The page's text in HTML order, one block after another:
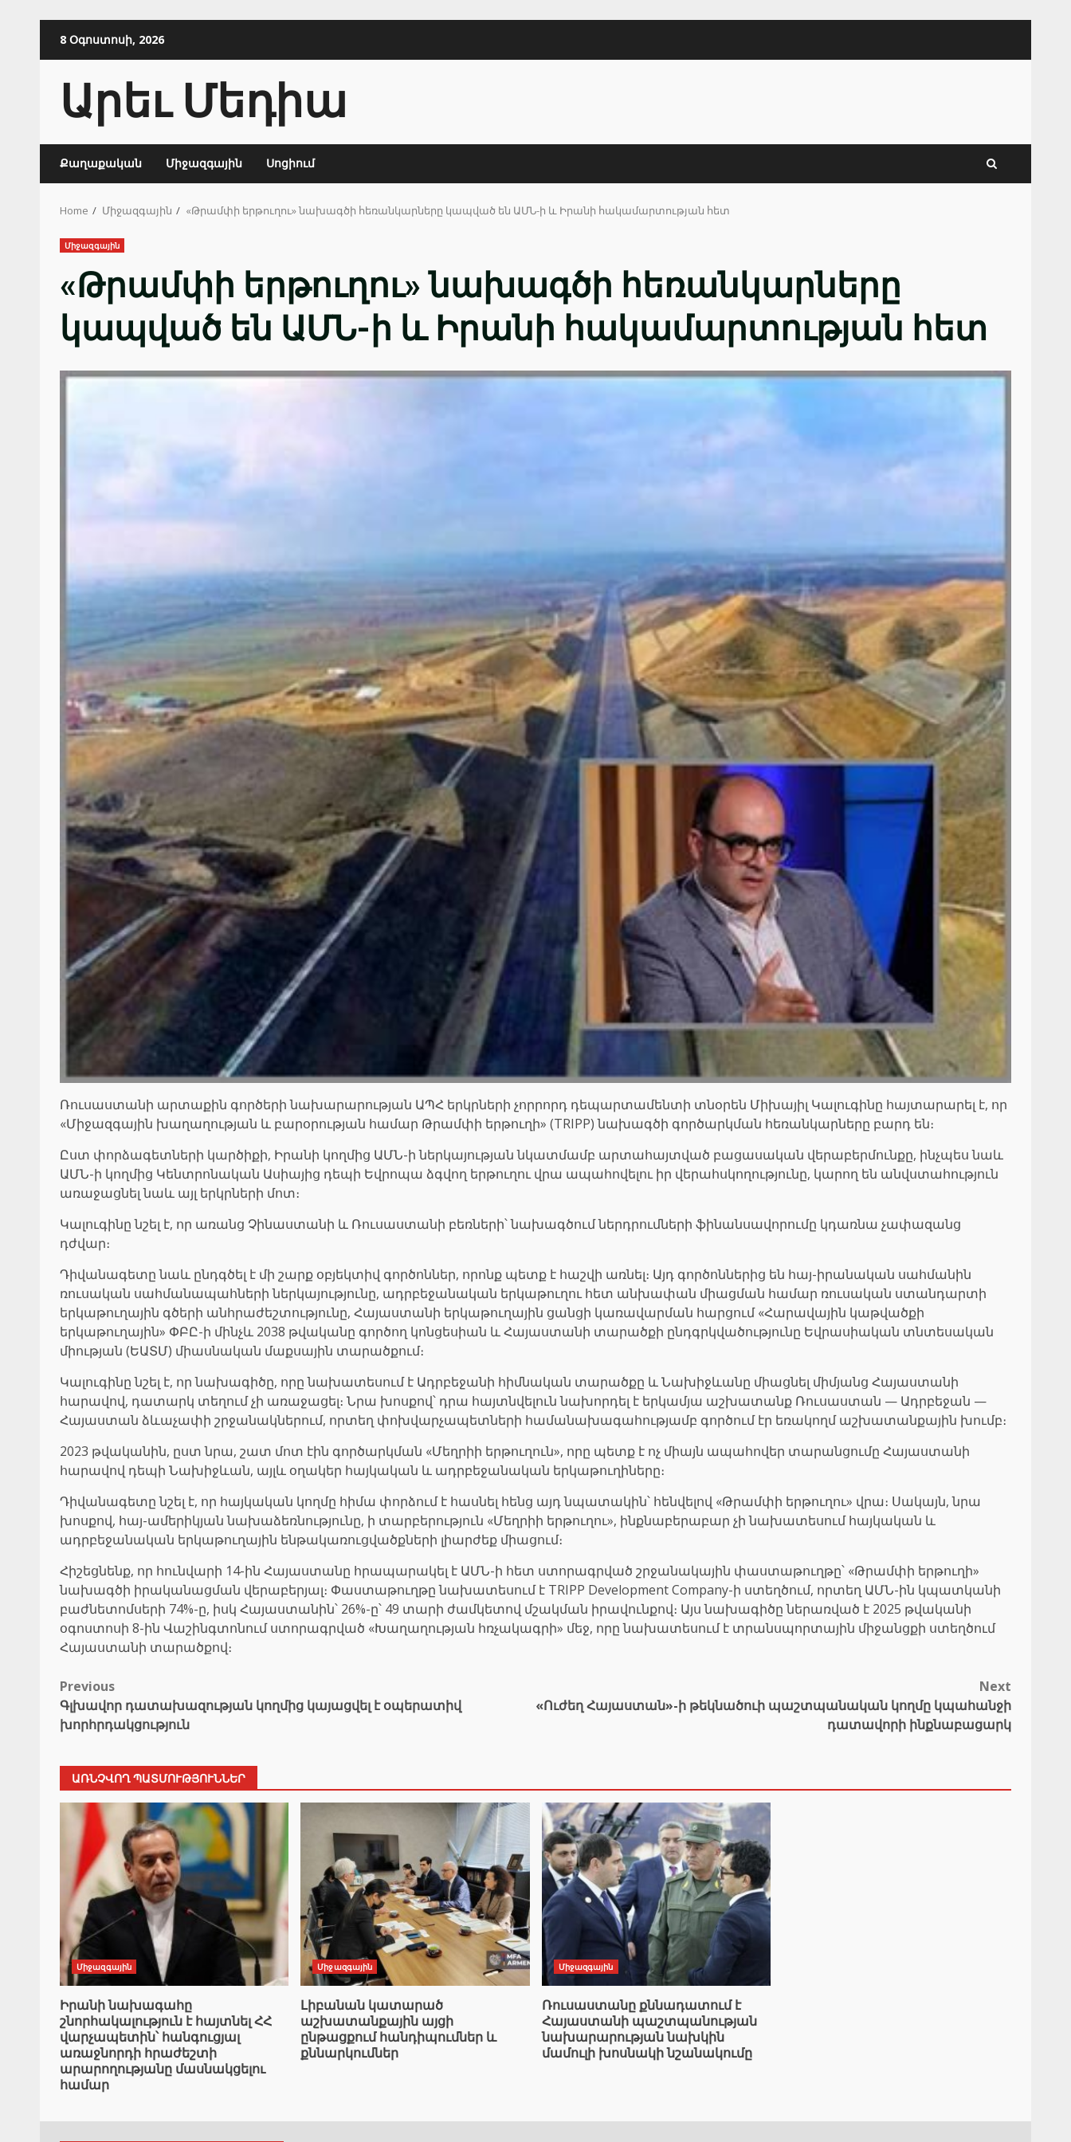
8 Օգոստոսի, 2026
Արեւ Մեդիա
Քաղաքական Միջազգային Սոցիում
Home Միջազգային «Թրամփի երթուղու» նախագծի հեռանկարները կապված են ԱՄՆ-ի և Իրանի հակամարտության հետ
Միջազգային
«Թրամփի երթուղու» նախագծի հեռանկարները
կապված են ԱՄՆ-ի և Իրանի հակամարտության հետ
Ռուսաստանի արտաքին գործերի նախարարության ԱՊՀ երկրների չորրորդ դեպարտամենտի տնօրեն Միխայիլ Կալուգինը հայտարարել է, որ
«Միջազգային խաղաղության և բարօրության համար Թրամփի երթուղի» (TRIPP) նախագծի գործարկման հեռանկարները բարդ են։
Ըստ փորձագետների կարծիքի, Իրանի կողմից ԱՄՆ-ի ներկայության նկատմամբ արտահայտված բացասական վերաբերմունքը, ինչպես նաև
ԱՄՆ-ի կողմից Կենտրոնական Ասիայից դեպի Եվրոպա ձգվող երթուղու վրա ապահովելու իր վերահսկողությունը, կարող են անվստահություն
առաջացնել նաև այլ երկրների մոտ։
Կալուգինը նշել է, որ առանց Չինաստանի և Ռուսաստանի բեռների՝ նախագծում ներդրումների ֆինանսավորումը կդառնա չափազանց
դժվար։
Դիվանագետը նաև ընդգծել է մի շարք օբյեկտիվ գործոններ, որոնք պետք է հաշվի առնել։ Այդ գործոններից են հայ-իրանական սահմանին
ռուսական սահմանապահների ներկայությունը, ադրբեջանական երկաթուղու հետ անխափան միացման համար ռուսական ստանդարտի
երկաթուղային գծերի անհրաժեշտությունը, Հայաստանի երկաթուղային ցանցի կառավարման հարցում «Հարավային կաթվածքի
երկաթուղային» ՓԲԸ-ի մինչև 2038 թվականը գործող կոնցեսիան և Հայաստանի տարածքի ընդգրկվածությունը Եվրասիական տնտեսական
միության (ԵԱՏՄ) միասնական մաքսային տարածքում։
Կալուգինը նշել է, որ նախագիծը, որը նախատեսում է Ադրբեջանի հիմնական տարածքը և Նախիջևանը միացնել միմյանց Հայաստանի
հարավով, դատարկ տեղում չի առաջացել։ Նրա խոսքով՝ դրա հայտնվելուն նախորդել է երկամյա աշխատանք Ռուսաստան — Ադրբեջան —
Հայաստան ձևաչափի շրջանակներում, որտեղ փոխվարչապետների համանախագահությամբ գործում էր եռակողմ աշխատանքային խումբ։
2023 թվականին, ըստ նրա, շատ մոտ էին գործարկման «Մեղրիի երթուղուն», որը պետք է ոչ միայն ապահովեր տարանցումը Հայաստանի
հարավով դեպի Նախիջևան, այլև օղակեր հայկական և ադրբեջանական երկաթուղիները։
Դիվանագետը նշել է, որ հայկական կողմը հիմա փորձում է հասնել հենց այդ նպատակին՝ հենվելով «Թրամփի երթուղու» վրա։ Սակայն, նրա
խոսքով, հայ-ամերիկյան նախաձեռնությունը, ի տարբերություն «Մեղրիի երթուղու», ինքնաբերաբար չի նախատեսում հայկական և
ադրբեջանական երկաթուղային ենթակառուցվածքների լիարժեք միացում։
Հիշեցնենք, որ հունվարի 14-ին Հայաստանը հրապարակել է ԱՄՆ-ի հետ ստորագրված շրջանակային փաստաթուղթը՝ «Թրամփի երթուղի»
նախագծի իրականացման վերաբերյալ։ Փաստաթուղթը նախատեսում է TRIPP Development Company-ի ստեղծում, որտեղ ԱՄՆ-ին կպատկանի
բաժնետոմսերի 74%-ը, իսկ Հայաստանին՝ 26%-ը՝ 49 տարի ժամկետով մշակման իրավունքով։ Այս նախագիծը ներառված է 2025 թվականի
օգոստոսի 8-ին Վաշինգտոնում ստորագրված «Խաղաղության հռչակագրի» մեջ, որը նախատեսում է տրանսպորտային միջանցքի ստեղծում
Հայաստանի տարածքով։
Post
navigation
Previous
Գլխավոր դատախազության կողմից կայացվել է օպերատիվ
խորհրդակցություն
Next
«Ուժեղ Հայաստան»-ի թեկնածուի պաշտպանական կողմը կպահանջի
դատավորի ինքնաբացարկ
ԱՌՆՉՎՈՂ ՊԱՏՄՈՒԹՅՈՒՆՆԵՐ
Միջազգային
Իրանի նախագահը
շնորհակալություն է հայտնել ՀՀ
վարչապետին՝ հանգուցյալ
առաջնորդի հրաժեշտի
արարողությանը մասնակցելու
համար
Միջազգային
Լիբանան կատարած
աշխատանքային այցի
ընթացքում հանդիպումներ և
քննարկումներ
Միջազգային
Ռուսաստանը քննադատում է
Հայաստանի պաշտպանության
նախարարության նախկին
մամուլի խոսնակի նշանակումը